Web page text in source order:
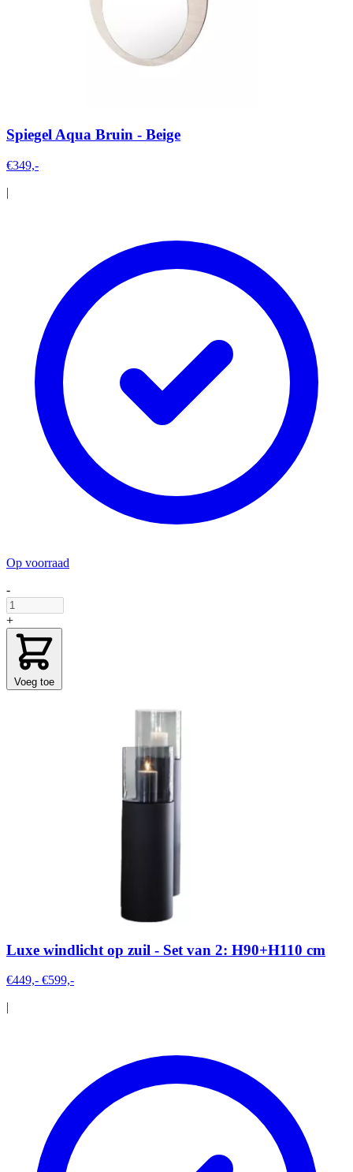
Spiegel Aqua Bruin - Beige
€349,-
|
Op voorraad
-
+
Voeg toe
Luxe windlicht op zuil - Set van 2: H90+H110 cm
€449,- €599,-
|